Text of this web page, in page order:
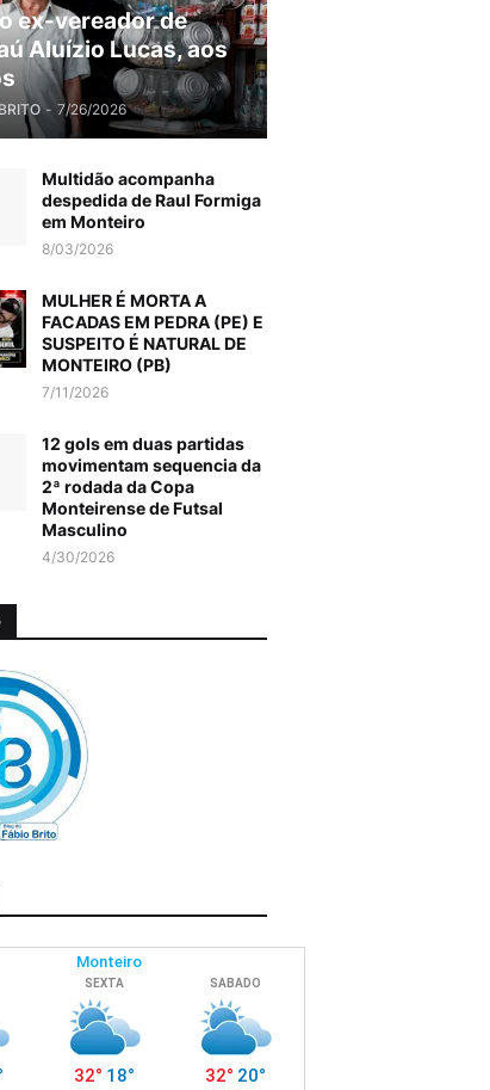
ex-vereador de
Aluízio Lucas, aos
- 7/26/2026
Multidão acompanha
despedida de Raul Formiga
em Monteiro
8/03/2026
MULHER É MORTA A
FACADAS EM PEDRA (PE) E
SUSPEITO É NATURAL DE
MONTEIRO (PB)
7/11/2026
12 gols em duas partidas
movimentam sequencia da
2ª rodada da Copa
Monteirense de Futsal
Masculino
4/30/2026